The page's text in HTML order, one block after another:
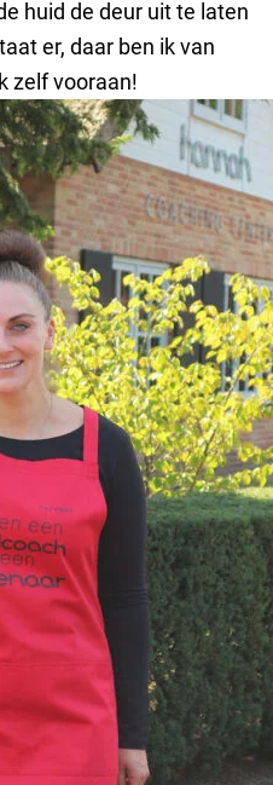
huid de deur uit te laten
er, daar ben ik van
zelf vooraan!